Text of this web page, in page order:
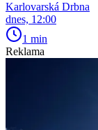
Karlovarská Drbna
dnes, 12:00
1 min
Reklama